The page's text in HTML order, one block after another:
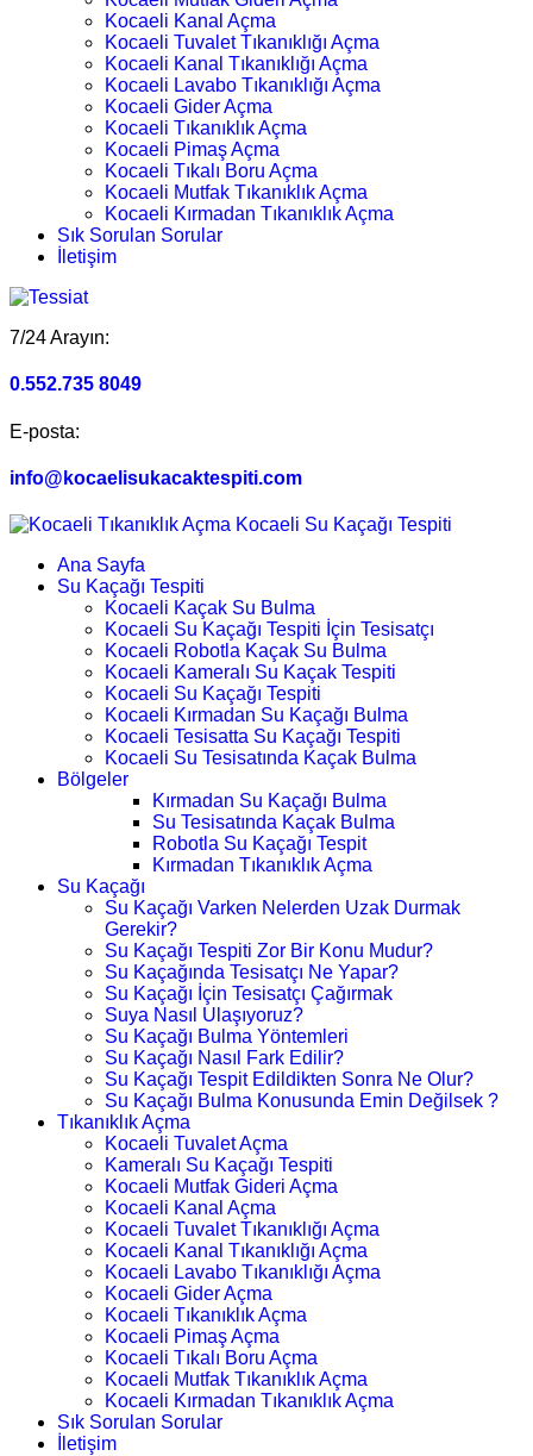
Kocaeli Kanal Açma
Kocaeli Tuvalet Tıkanıklığı Açma
Kocaeli Kanal Tıkanıklığı Açma
Kocaeli Lavabo Tıkanıklığı Açma
Kocaeli Gider Açma
Kocaeli Tıkanıklık Açma
Kocaeli Pimaş Açma
Kocaeli Tıkalı Boru Açma
Kocaeli Mutfak Tıkanıklık Açma
Kocaeli Kırmadan Tıkanıklık Açma
Sık Sorulan Sorular
İletişim
7/24 Arayın:
0.552.735 8049
E-posta:
info@kocaelisukacaktespiti.com
Ana Sayfa
Su Kaçağı Tespiti
Kocaeli Kaçak Su Bulma
Kocaeli Su Kaçağı Tespiti İçin Tesisatçı
Kocaeli Robotla Kaçak Su Bulma
Kocaeli Kameralı Su Kaçak Tespiti
Kocaeli Su Kaçağı Tespiti
Kocaeli Kırmadan Su Kaçağı Bulma
Kocaeli Tesisatta Su Kaçağı Tespiti
Kocaeli Su Tesisatında Kaçak Bulma
Bölgeler
Kırmadan Su Kaçağı Bulma
Su Tesisatında Kaçak Bulma
Robotla Su Kaçağı Tespit
Kırmadan Tıkanıklık Açma
Su Kaçağı
Su Kaçağı Varken Nelerden Uzak Durmak
Gerekir?
Su Kaçağı Tespiti Zor Bir Konu Mudur?
Su Kaçağında Tesisatçı Ne Yapar?
Su Kaçağı İçin Tesisatçı Çağırmak
Suya Nasıl Ulaşıyoruz?
Su Kaçağı Bulma Yöntemleri
Su Kaçağı Nasıl Fark Edilir?
Su Kaçağı Tespit Edildikten Sonra Ne Olur?
Su Kaçağı Bulma Konusunda Emin Değilsek ?
Tıkanıklık Açma
Kocaeli Tuvalet Açma
Kameralı Su Kaçağı Tespiti
Kocaeli Mutfak Gideri Açma
Kocaeli Kanal Açma
Kocaeli Tuvalet Tıkanıklığı Açma
Kocaeli Kanal Tıkanıklığı Açma
Kocaeli Lavabo Tıkanıklığı Açma
Kocaeli Gider Açma
Kocaeli Tıkanıklık Açma
Kocaeli Pimaş Açma
Kocaeli Tıkalı Boru Açma
Kocaeli Mutfak Tıkanıklık Açma
Kocaeli Kırmadan Tıkanıklık Açma
Sık Sorulan Sorular
İletişim